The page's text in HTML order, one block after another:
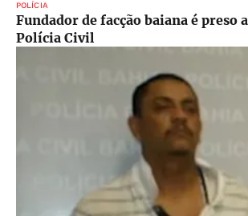
POLÍCIA
Fundador de facção baiana é preso
Polícia Civil